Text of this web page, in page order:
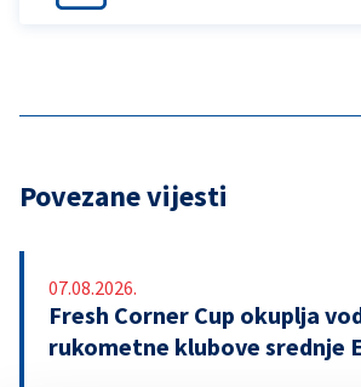
Povezane vijesti
07.08.2026.
Fresh Corner Cup okuplja
rukometne klubove srednje